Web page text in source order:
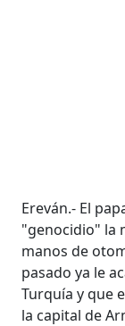
Ereván.- El
"genocidio" la
manos de
pasado ya le
Turquía y que
la capital de